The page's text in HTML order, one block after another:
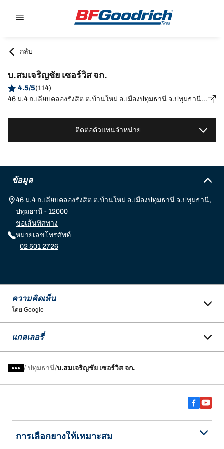
กลับ
บ.สมเจริญชัย เซอร์วิส จก.
4.5/5(114)
46 ม.4 ถ.เลียบคลองรังสิต ต.บ้านใหม่ อ.เมืองปทุมธานี จ.ปทุมธานี, ปทุมธานี - 12000
ติดต่อตัวแทนจำหน่าย
ข้อมูล
46 ม.4 ถ.เลียบคลองรังสิต ต.บ้านใหม่ อ.เมืองปทุมธานี จ.ปทุมธานี,
ปทุมธานี - 12000
ขอเส้นทิศทาง
หมายเลขโทรศัพท์
02 501 2726
ความคิดเห็น
โดย Google
แกลเลอรี่
/ ปทุมธานี บ.สมเจริญชัย เซอร์วิส จก.
การเลือกยางให้เหมาะสม